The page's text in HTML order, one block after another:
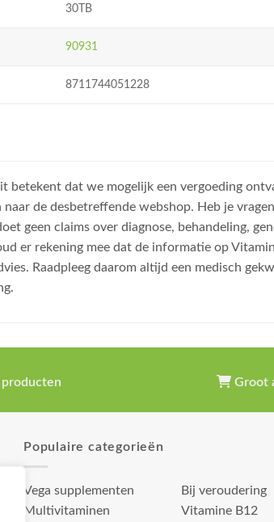
30TB
90931
8711744051228
dat we mogelijk een vergoeding
de desbetreffende webshop. Heb je
geen claims over diagnose, behandeling,
er rekening mee dat de informatie op
Raadpleeg daarom altijd een medisch
producten Groot
Populaire categorieën
Vega supplementen
Multivitaminen
Bij veroudering
Vitamine B12